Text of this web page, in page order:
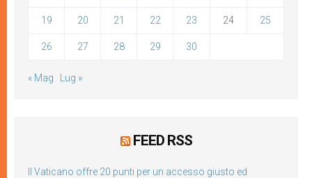
19 20 21 22 23 24 25
26 27 28 29 30
« Mag Lug »
FEED RSS
Il Vaticano offre 20 punti per un accesso giusto ed